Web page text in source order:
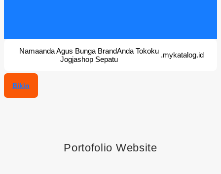
NamaandaAgus Bunga BrandAnda Tokoku
Jogjashop Sepatu .mykatalog.id
Bikin
Portofolio Website